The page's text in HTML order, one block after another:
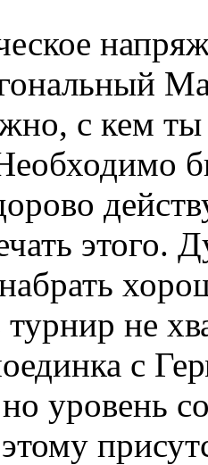
с кем
этого.
не
с
уровень